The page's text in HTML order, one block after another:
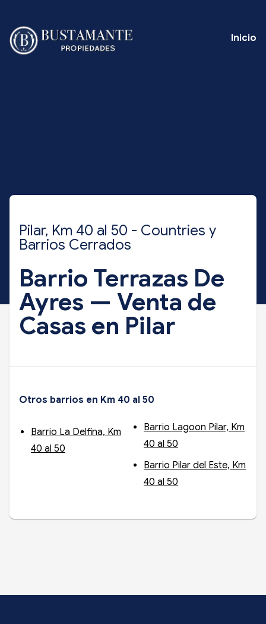
Inicio
Pilar, Km 40 al 50 - Countries y
Barrios Cerrados
Barrio Terrazas De
Ayres — Venta de
Casas en Pilar
Otros barrios en Km 40 al 50
Barrio La Delfina, Km
40 al 50
Barrio Lagoon Pilar, Km
40 al 50
Barrio Pilar del Este, Km
40 al 50